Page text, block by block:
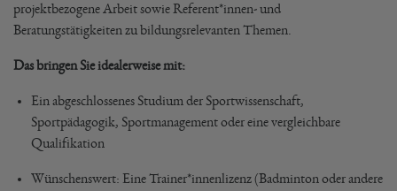
projektbezogene Arbeit sowie Referent*innen- und
Beratungstätigkeiten zu bildungsrelevanten Themen.
Das bringen Sie idealerweise mit:
Ein abgeschlossenes Studium der Sportwissenschaft,
Sportpädagogik, Sportmanagement oder eine vergleichbare
Qualifikation
Wünschenswert: Eine Trainer*innenlizenz (Badminton oder andere